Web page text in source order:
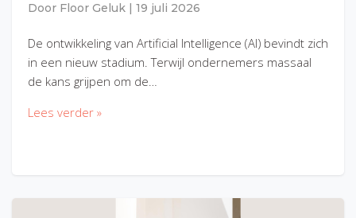
Door Floor Geluk 19 juli 2026
De ontwikkeling van Artificial Intelligence (AI) bevindt zich
in een nieuw stadium. Terwijl ondernemers massaal
de kans grijpen om de…
Lees verder »